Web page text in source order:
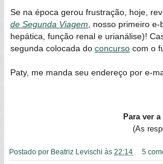
Se na época gerou frustração, hoje,
de Segunda Viagem , nosso primeiro
hepática, função renal e urianálise)!
segunda colocada do concurso com o
Paty, me manda seu endereço por e-
Para ver
(As
Postado por Beatriz Levischi às 22:14 5